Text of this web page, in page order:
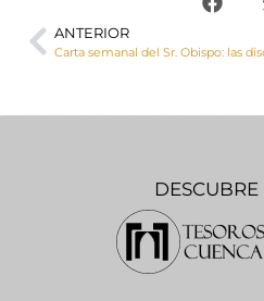
ANTERIOR
DESCUBRE